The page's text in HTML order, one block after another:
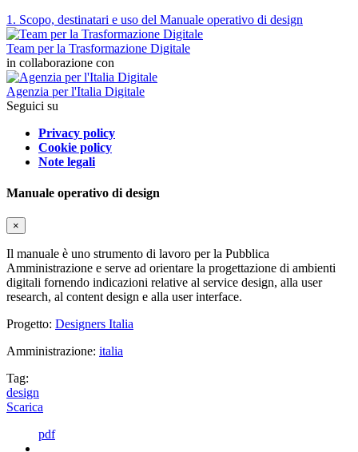
1. Scopo, destinatari e uso del Manuale operativo di design
Team per la Trasformazione Digitale
in collaborazione con
Agenzia per l'Italia Digitale
Seguici su
Privacy policy
Cookie policy
Note legali
Manuale operativo di design
×
Il manuale è uno strumento di lavoro per la Pubblica
Amministrazione e serve ad orientare la progettazione di ambienti
digitali fornendo indicazioni relative al service design, alla user
research, al content design e alla user interface.
Progetto: Designers Italia
Amministrazione: italia
Tag:
design
Scarica
pdf